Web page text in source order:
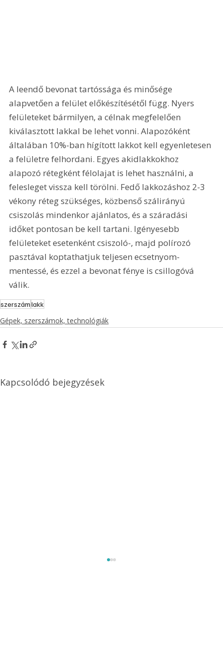
A leendő bevonat tartóssága és minősége
alapvetően a felület előkészítésétől függ. Nyers
felületeket bármilyen, a célnak megfelelően
kiválasztott lakkal be lehet vonni. Alapozóként
általában 10%-ban hígított lakkot kell egyenletesen
a felületre felhordani. Egyes akidlakkokhoz
alapozó rétegként félolajat is lehet használni, a
felesleget vissza kell törölni. Fedő lakkozáshoz 2-3
vékony réteg szükséges, közbenső szálirányú
csiszolás mindenkor ajánlatos, és a száradási
időket pontosan be kell tartani. Igényesebb
felületeket esetenként csiszoló-, majd polírozó
pasztával koptathatjuk teljesen ecsetnyom-
mentessé, és ezzel a bevonat fénye is csillogóvá
válik.
szerszámlakk
Gépek, szerszámok, technológiák
Kapcsolódó bejegyzések